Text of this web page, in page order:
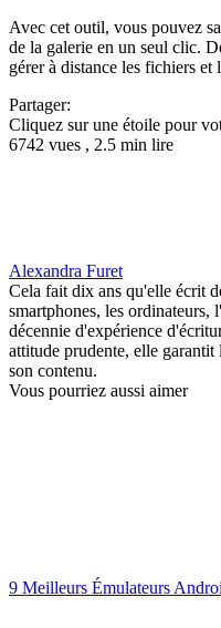
Avec cet outil, vous pouvez
de la galerie en un seul clic.
gérer à distance les fichiers
Partager:
Cliquez sur une étoile pour
6742 vues , 2.5 min lire
Alexandra Furet
Cela fait dix ans qu'elle écrit
smartphones, les ordinateurs,
décennie d'expérience
attitude prudente, elle
son contenu.
Vous pourriez aussi aimer
9 Meilleurs Émulateurs